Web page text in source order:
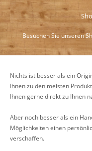
Besuchen Sie unseren
Nichts ist besser als ein
Ihnen zu den meisten
Ihnen gerne direkt zu Ihnen
Aber noch besser als ein
Möglichkeiten einen
verschaffen.